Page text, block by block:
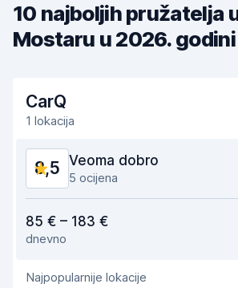
10 najboljih pružatelja
Mostaru u 2026. godini
CarQ
1 lokacija
8,5 Veoma dobro
5 ocijena
Lakoća pronalaženja
Pomoć agenta
85 € – 183 €
dnevno
Najpopularnije lokacije